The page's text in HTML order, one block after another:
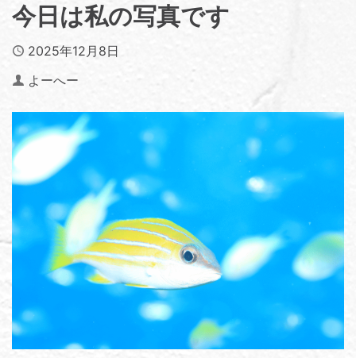
今日は私の写真です
Published
2025年12月8日
Author
よーへー